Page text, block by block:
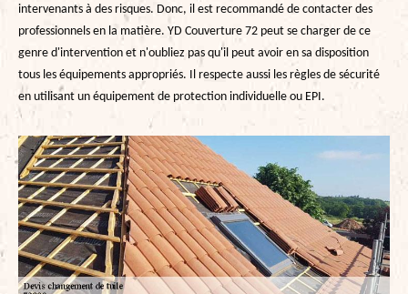
intervenants à des risques. Donc, il est recommandé de contacter des
professionnels en la matière. YD Couverture 72 peut se charger de ce
genre d'intervention et n'oubliez pas qu'il peut avoir en sa disposition
tous les équipements appropriés. Il respecte aussi les règles de sécurité
en utilisant un équipement de protection individuelle ou EPI.